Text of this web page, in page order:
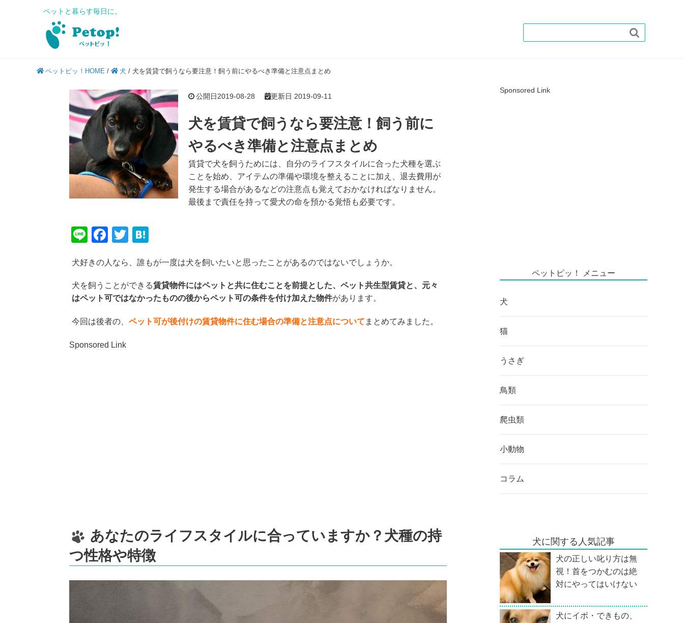
ペットと暮らす毎日に。

ペットピッ！HOME / 犬 / 犬を賃貸で飼うなら要注意！飼う前にやるべき準備と注意点まとめ
公開日2019-08-28 更新日 2019-09-11
犬を賃貸で飼うなら要注意！飼う前に
やるべき準備と注意点まとめ
賃貸で犬を飼うためには、自分のライフスタイルに合った犬種を選ぶ
ことを始め、アイテムの準備や環境を整えることに加え、退去費用が
発生する場合があるなどの注意点も覚えておかなければなりません。
最後まで責任を持って愛犬の命を預かる覚悟も必要です。
Li
e
F
c
e
b
o
k
T
tt
er
e
n
a
犬好きの人なら、誰もが一度は犬を飼いたいと思ったことがあるのではないでしょうか。
犬を飼うことができる賃貸物件にはペットと共に住むことを前提とした、ペット共生型賃貸と、元々
はペット可ではなかったものの後からペット可の条件を付け加えた物件があります。
今回は後者の、 ペット可が後付けの賃貸物件に住む場合の準備と注意点について まとめてみました。
Sponsored Link
あなたのライフスタイルに合っていますか？犬種の持
つ性格や特徴
Sponsored Link
ペットピッ！ メニュー
犬
猫
うさぎ
鳥類
爬虫類
小動物
コラム
犬に関する人気記事
犬の正しい叱り方は無
視！首をつかむのは絶
対にやってはいけない
犬にイボ・できもの、